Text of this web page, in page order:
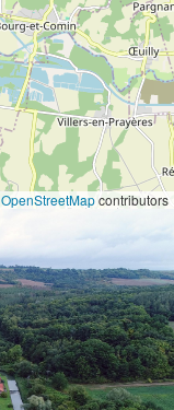
OpenStreetMapcontributors